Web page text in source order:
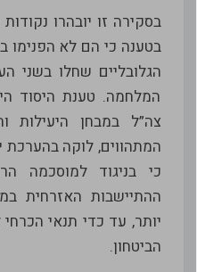
בסקירה זו יובהרו
בטענה כי הם לא הפנימו
הגלובליים שחלו בשני
המלחמה. טענת היסוד
צה”ל במבחן היעילות
המתהווים, לוקה בהערכת
כי בניגוד למוסכמה
ההתיישבות האזרחית
יותר, עד כדי תנאי
הביטחון.